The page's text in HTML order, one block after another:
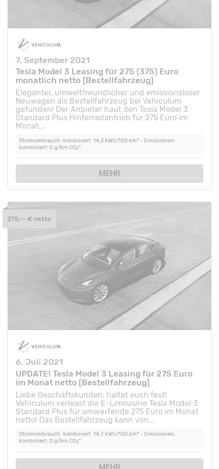
7. September 2021
Tesla Model 3 Leasing für 275 (375) Euro
monatlich netto [Bestellfahrzeug]
Eleganter, umweltfreundlicher und emissionsloser
Neuwagen als Bestellfahrzeug bei Vehiculum
gefunden! Der Anbieter haut den Tesla Model 3
Standard Plus Hinterradantrieb für 275 Euro im
Monat...
Stromverbrauch: kombiniert: 14,2 kWh/100 km* • Emissionen:
kombiniert: 0 g/km CO2*
MEHR
6. Juli 2021
UPDATE! Tesla Model 3 Leasing für 275 Euro
im Monat netto [Bestellfahrzeug]
Liebe Geschäftskunden, haltet euch fest!
Vehiculum verleast die E-Limousine Tesla Model 3
Standard Plus für umwerfende 275 Euro im Monat
netto! Das Bestellfahrzeug kann von...
Stromverbrauch: kombiniert: 14,7 kWh/100 km* • Emissionen:
kombiniert: 0 g/km CO2*
275,-- € netto